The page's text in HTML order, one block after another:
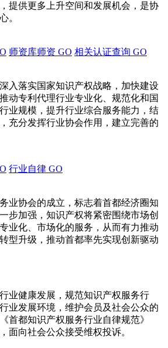
提供更多上升空间和发展机会，是协
。
师资库师资 GO 相关认证查询 GO
入落实国家知识产权战略，加快建设
动专利代理行业专业化、规范化和国
业规模，提升行业综合服务能力，结
充分发挥行业协会作用，建立完善的
行业自律 GO
业协会的成立，标志着首都经济圈知
步加强，知识产权将紧密围绕市场创
业化、市场化的服务，从而有力推动
型升级，推动首都率先实现创新驱动
业健康发展，规范知识产权服务行
业发展环境，维护会员及社会公众的
首都知识产权服务行业自律规范》
向社会公众接受维权投诉。